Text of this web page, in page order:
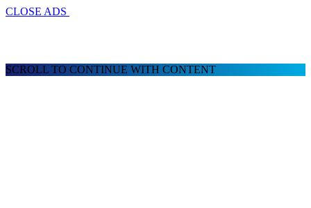
CLOSE ADS
SCROLL TO CONTINUE WITH CONTENT